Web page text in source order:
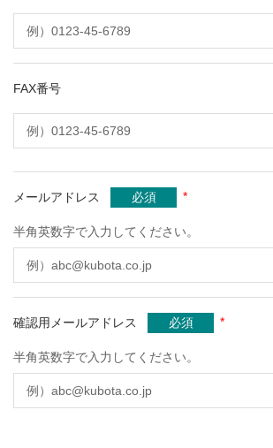
FAX番号
メールアドレス 必須 *
半角英数字で入力してください。
確認用メールアドレス 必須 *
半角英数字で入力してください。